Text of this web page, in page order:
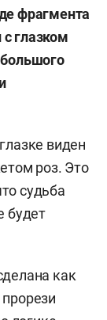
фрагмента
глазком
виден
роз. Это
судьба
будет
как